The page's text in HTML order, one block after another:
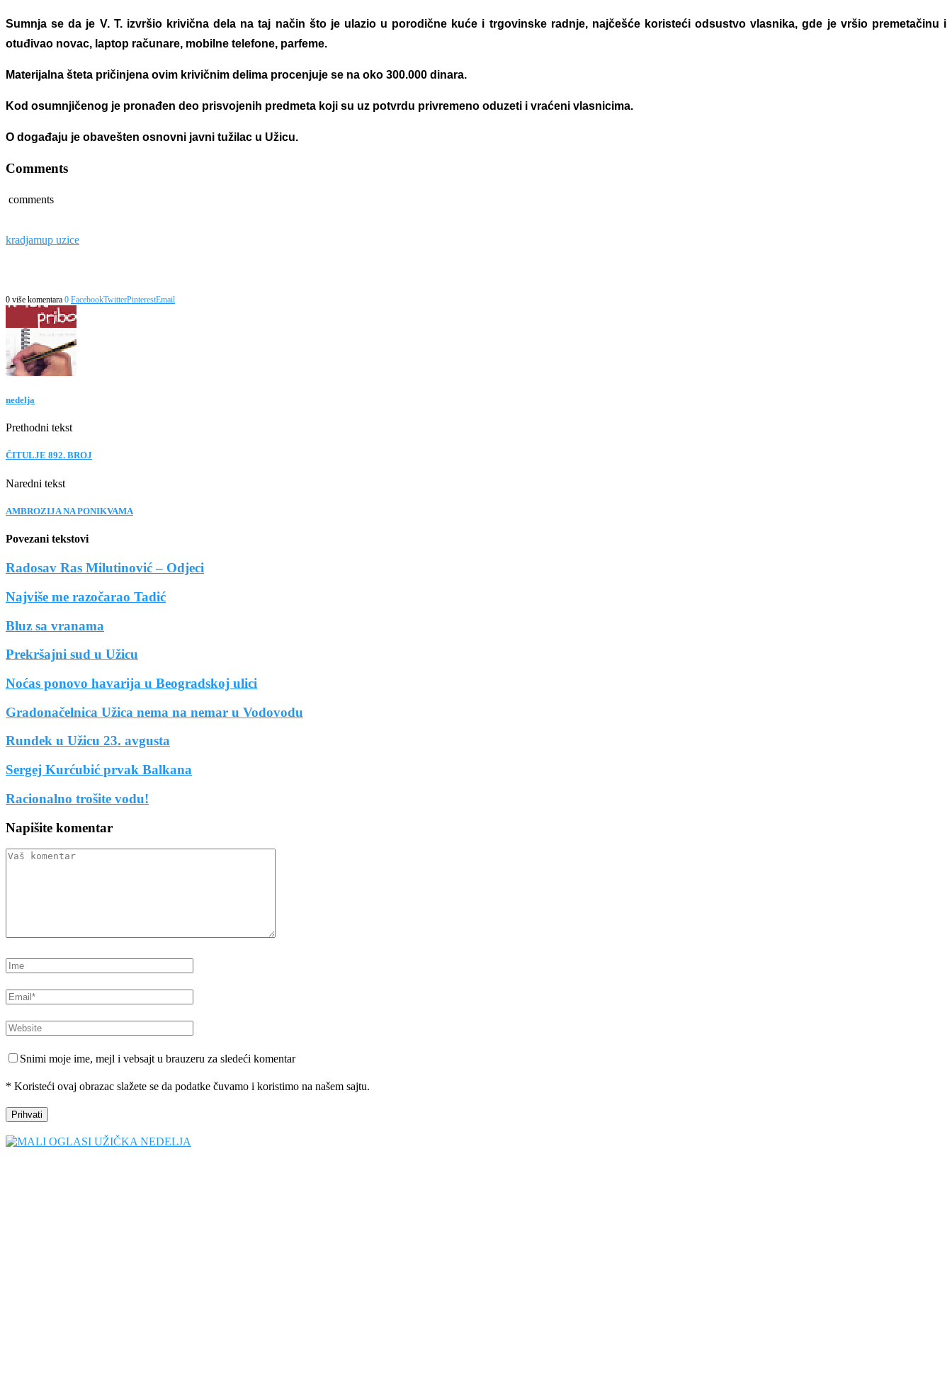
Sumnja se da je V. T. izvršio krivična dela na taj način što je ulazio u porodične kuće i trgovinske radnje, najčešće koristeći odsustvo vlasnika, gde je vršio premetačinu i
otuđivao novac, laptop računare, mobilne telefone, parfeme.
Materijalna šteta pričinjena ovim krivičnim delima procenjuje se na oko 300.000 dinara.
Kod osumnjičenog je pronađen deo prisvojenih predmeta koji su uz potvrdu privremeno oduzeti i vraćeni vlasnicima.
O događaju je obavešten osnovni javni tužilac u Užicu.
Comments
comments
kradjamup uzice
0 više komentara 0 FacebookTwitterPinterestEmail
nedelja
Prethodni tekst
ČITULJE 892. BROJ
Naredni tekst
AMBROZIJA NA PONIKVAMA
Povezani tekstovi
Radosav Ras Milutinović – Odjeci
Najviše me razočarao Tadić
Bluz sa vranama
Prekršajni sud u Užicu
Noćas ponovo havarija u Beogradskoj ulici
Gradonačelnica Užica nema na nemar u Vodovodu
Rundek u Užicu 23. avgusta
Sergej Kurćubić prvak Balkana
Racionalno trošite vodu!
Napišite komentar
Snimi moje ime, mejl i vebsajt u brauzeru za sledeći komentar
* Koristeći ovaj obrazac slažete se da podatke čuvamo i koristimo na našem sajtu.